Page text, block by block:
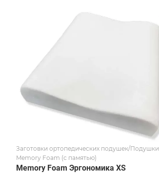
Заготовки ортопедических подушек/Подушки
Memory Foam (с памятью)
Memory Foam Эргономика XS